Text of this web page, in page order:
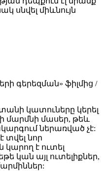
սնվել միևնույն
գերեզման» ֆիլմից /
կատուները կերել
մարմնի մասեր, թեև
ներառված չէ:
տվել նոր
կարող է ուտել
կան այլ ուտելիքներ,